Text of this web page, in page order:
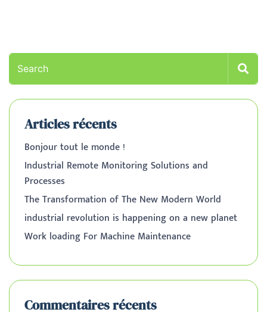
Articles récents
Bonjour tout le monde !
Industrial Remote Monitoring Solutions and
Processes
The Transformation of The New Modern World
industrial revolution is happening on a new planet
Work loading For Machine Maintenance
Commentaires récents